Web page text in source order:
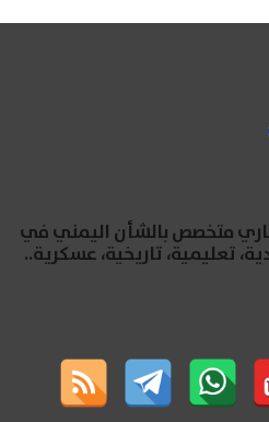
متخصص بالشأن اليمني في
تعليمية، تاريخية، عسكرية..